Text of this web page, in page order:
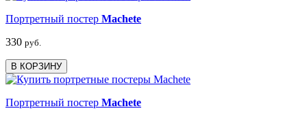
Портретный постер Machete
330 руб.
В КОРЗИНУ
Портретный постер Machete